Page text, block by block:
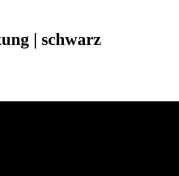
| schwarz